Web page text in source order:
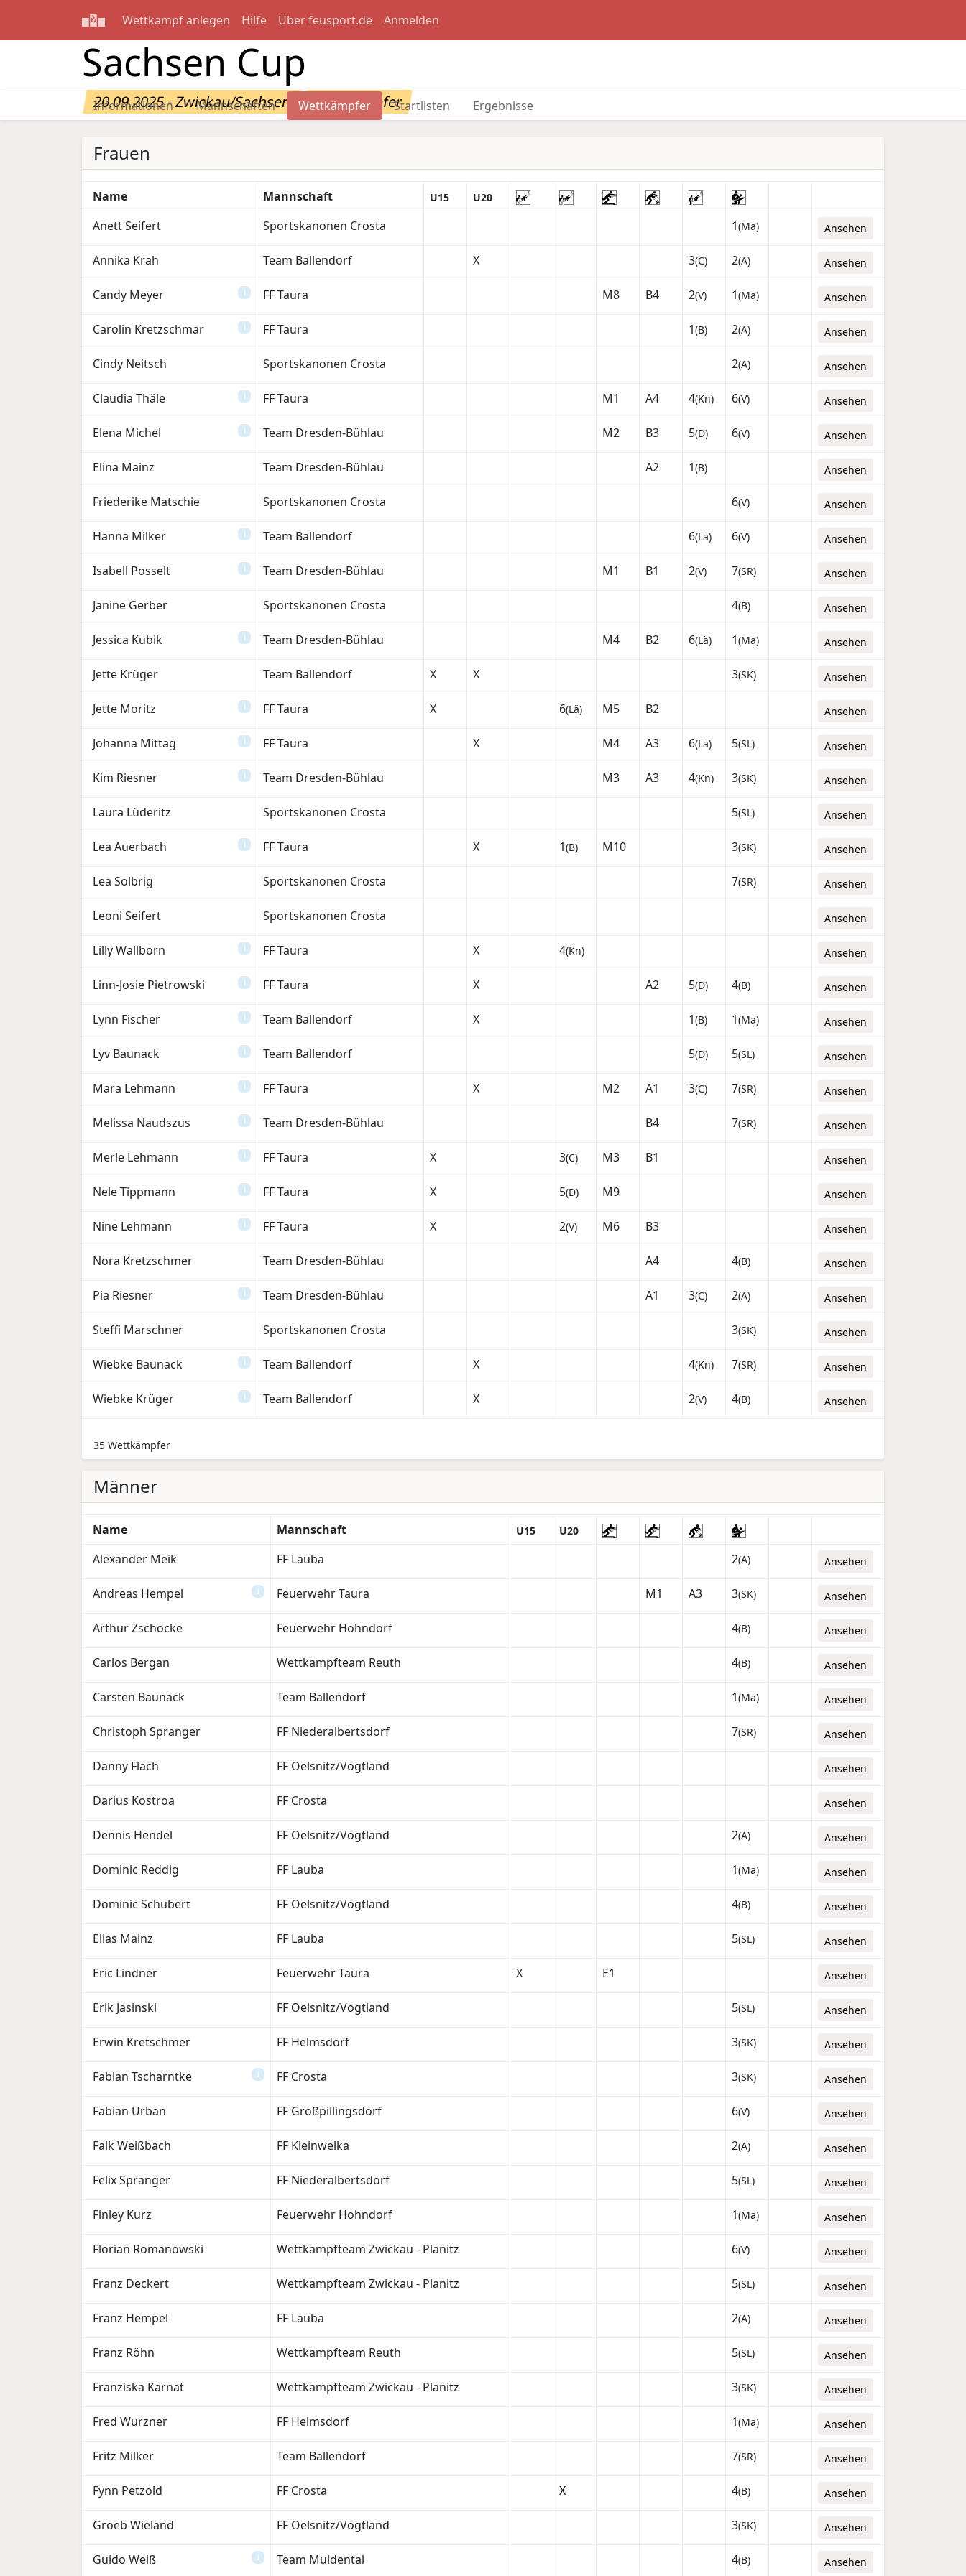
Wettkampf anlegen Hilfe Über feusport.de Anmelden
Sachsen Cup
20.09.2025 - Zwickau/Sachsen Wettkämpfer
Informationen Mannschaften Wettkämpfer Startlisten Ergebnisse
Frauen
Name Mannschaft U15 U20
Anett Seifert Sportskanonen Crosta 1(Ma) Ansehen
Annika Krah Team Ballendorf X 3(C) 2(A) Ansehen
Candy Meyer i FF Taura M8 B4 2(V) 1(Ma) Ansehen
Carolin Kretzschmar i FF Taura 1(B) 2(A) Ansehen
Cindy Neitsch Sportskanonen Crosta 2(A) Ansehen
Claudia Thäle i FF Taura M1 A4 4(Kn) 6(V) Ansehen
Elena Michel i Team Dresden-Bühlau M2 B3 5(D) 6(V) Ansehen
Elina Mainz Team Dresden-Bühlau A2 1(B) Ansehen
Friederike Matschie Sportskanonen Crosta 6(V) Ansehen
Hanna Milker i Team Ballendorf 6(Lä) 6(V) Ansehen
Isabell Posselt i Team Dresden-Bühlau M1 B1 2(V) 7(SR) Ansehen
Janine Gerber Sportskanonen Crosta 4(B) Ansehen
Jessica Kubik i Team Dresden-Bühlau M4 B2 6(Lä) 1(Ma) Ansehen
Jette Krüger Team Ballendorf X X 3(SK) Ansehen
Jette Moritz i FF Taura X 6(Lä) M5 B2 Ansehen
Johanna Mittag i FF Taura X M4 A3 6(Lä) 5(SL) Ansehen
Kim Riesner i Team Dresden-Bühlau M3 A3 4(Kn) 3(SK) Ansehen
Laura Lüderitz Sportskanonen Crosta 5(SL) Ansehen
Lea Auerbach i FF Taura X 1(B) M10 3(SK) Ansehen
Lea Solbrig Sportskanonen Crosta 7(SR) Ansehen
Leoni Seifert Sportskanonen Crosta Ansehen
Lilly Wallborn i FF Taura X 4(Kn) Ansehen
Linn-Josie Pietrowski i FF Taura X A2 5(D) 4(B) Ansehen
Lynn Fischer i Team Ballendorf X 1(B) 1(Ma) Ansehen
Lyv Baunack i Team Ballendorf 5(D) 5(SL) Ansehen
Mara Lehmann i FF Taura X M2 A1 3(C) 7(SR) Ansehen
Melissa Naudszus i Team Dresden-Bühlau B4 7(SR) Ansehen
Merle Lehmann i FF Taura X 3(C) M3 B1 Ansehen
Nele Tippmann i FF Taura X 5(D) M9 Ansehen
Nine Lehmann i FF Taura X 2(V) M6 B3 Ansehen
Nora Kretzschmer Team Dresden-Bühlau A4 4(B) Ansehen
Pia Riesner i Team Dresden-Bühlau A1 3(C) 2(A) Ansehen
Steffi Marschner Sportskanonen Crosta 3(SK) Ansehen
Wiebke Baunack i Team Ballendorf X 4(Kn) 7(SR) Ansehen
Wiebke Krüger i Team Ballendorf X 2(V) 4(B) Ansehen
35 Wettkämpfer
Männer
Name Mannschaft U15 U20
Alexander Meik FF Lauba 2(A) Ansehen
Andreas Hempel i Feuerwehr Taura M1 A3 3(SK) Ansehen
Arthur Zschocke Feuerwehr Hohndorf 4(B) Ansehen
Carlos Bergan Wettkampfteam Reuth 4(B) Ansehen
Carsten Baunack Team Ballendorf 1(Ma) Ansehen
Christoph Spranger FF Niederalbertsdorf 7(SR) Ansehen
Danny Flach FF Oelsnitz/Vogtland Ansehen
Darius Kostroa FF Crosta Ansehen
Dennis Hendel FF Oelsnitz/Vogtland 2(A) Ansehen
Dominic Reddig FF Lauba 1(Ma) Ansehen
Dominic Schubert FF Oelsnitz/Vogtland 4(B) Ansehen
Elias Mainz FF Lauba 5(SL) Ansehen
Eric Lindner Feuerwehr Taura X E1 Ansehen
Erik Jasinski FF Oelsnitz/Vogtland 5(SL) Ansehen
Erwin Kretschmer FF Helmsdorf 3(SK) Ansehen
Fabian Tscharntke i FF Crosta 3(SK) Ansehen
Fabian Urban FF Großpillingsdorf 6(V) Ansehen
Falk Weißbach FF Kleinwelka 2(A) Ansehen
Felix Spranger FF Niederalbertsdorf 5(SL) Ansehen
Finley Kurz Feuerwehr Hohndorf 1(Ma) Ansehen
Florian Romanowski Wettkampfteam Zwickau - Planitz 6(V) Ansehen
Franz Deckert Wettkampfteam Zwickau - Planitz 5(SL) Ansehen
Franz Hempel FF Lauba 2(A) Ansehen
Franz Röhn Wettkampfteam Reuth 5(SL) Ansehen
Franziska Karnat Wettkampfteam Zwickau - Planitz 3(SK) Ansehen
Fred Wurzner FF Helmsdorf 1(Ma) Ansehen
Fritz Milker Team Ballendorf 7(SR) Ansehen
Fynn Petzold FF Crosta X 4(B) Ansehen
Groeb Wieland FF Oelsnitz/Vogtland 3(SK) Ansehen
Guido Weiß i Team Muldental 4(B) Ansehen